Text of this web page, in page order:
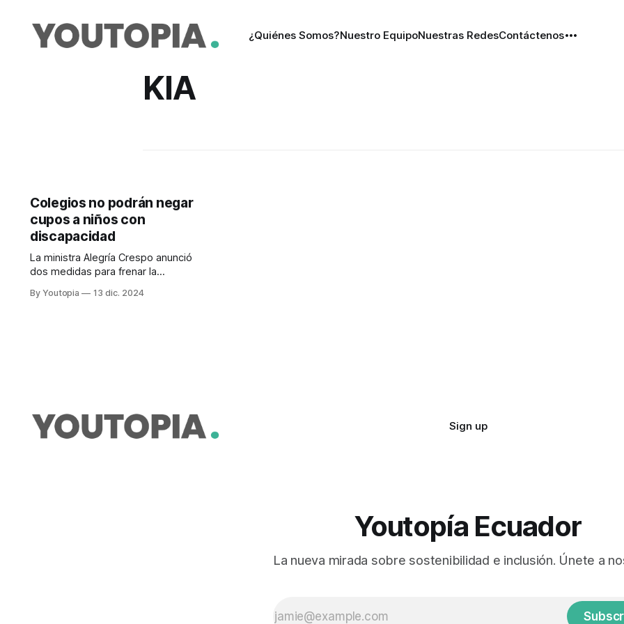
¿Quiénes Somos?Nuestro EquipoNuestras RedesContáctenos
KIA
Colegios no podrán negar
cupos a niños con
discapacidad
La ministra Alegría Crespo anunció
dos medidas para frenar la
educativo.
By Youtopia 13 dic. 2024
Sign up
Youtopía Ecuador
La nueva mirada sobre sostenibilidad e inclusión. Únete a